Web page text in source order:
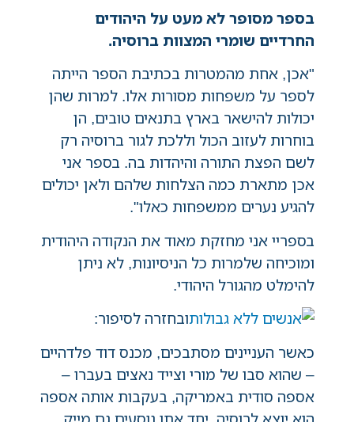
בספר מסופר לא מעט על היהודים
החרדיים שומרי המצוות ברוסיה.
"אכן, אחת מהמטרות בכתיבת הספר הייתה
לספר על משפחות מסורות אלו. למרות שהן
יכולות להישאר בארץ בתנאים טובים, הן
בוחרות לעזוב הכול וללכת לגור ברוסיה רק
לשם הפצת התורה והיהדות בה. בספר אני
אכן מתארת כמה הצלחות שלהם ולאן יכולים
להגיע נערים ממשפחות כאלו".
בספריי אני מחזקת מאוד את הנקודה היהודית
ומוכיחה שלמרות כל הניסיונות, לא ניתן
להימלט מהגורל היהודי.
ובחזרה לסיפור:
כאשר העניינים מסתבכים, מכנס דוד פלדהיים
– שהוא סבו של מורי וצייד נאצים בעברו –
אספה סודית באמריקה, בעקבות אותה אספה